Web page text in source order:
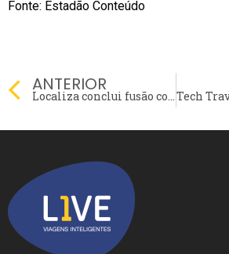
Fonte: Estadão Conteúdo
Prev
ANTERIOR
Localiza conclui fusão com Unidas e se torna maior locadora de carros da América Latina